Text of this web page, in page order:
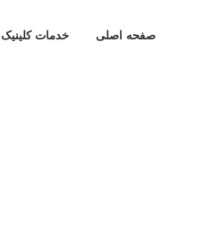
صفحه اصلی خدمات کلینیک